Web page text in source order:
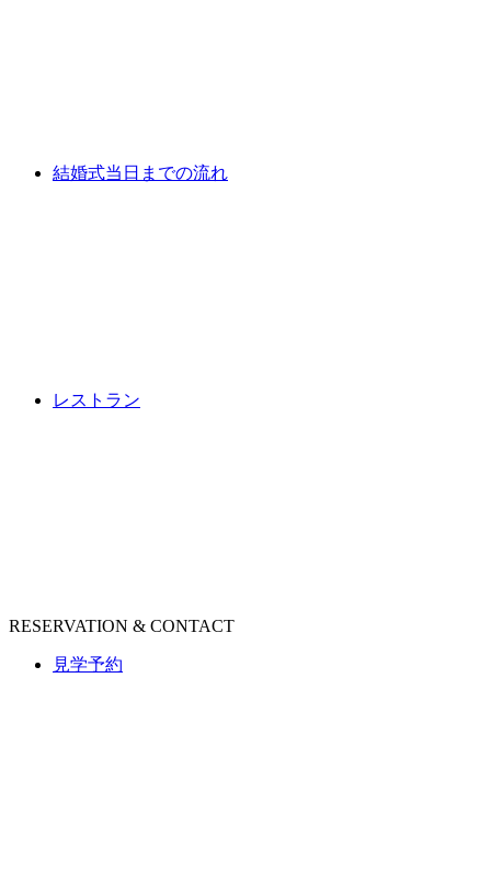
結婚式当日までの流れ
レストラン
RESERVATION & CONTACT
見学予約